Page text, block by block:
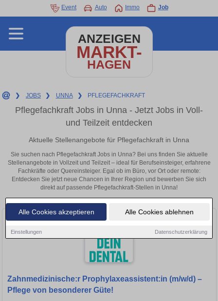
Alle Cookies akzeptieren Alle Cookies ablehnen
Einstellungen Datenschutzerklärung
Event Auto Immo Job
ANZEIGEN
MARKT-
HAGEN
❯ JOBS ❯ UNNA ❯ PFLEGEFACHKRAFT
Pflegefachkraft Jobs in Unna - Jetzt Jobs in Voll-
und Teilzeit entdecken
Aktuelle Stellenangebote für Pflegefachkraft in Unna
Sie suchen nach Pflegefachkraft Jobs in Unna? Bei uns finden Sie aktuelle
Stellenangebote in Vollzeit und Teilzeit – ideal für Berufseinsteiger, erfahrene
Fachkräfte oder Quereinsteiger. Egal ob im Büro, vor Ort oder remote:
Entdecken Sie jetzt neue Chancen in Ihrer Region und bewerben Sie sich
direkt auf passende Pflegefachkraft-Stellen in Unna!
Zahnmedizinische:r Prophylaxeassistent:in (m/w/d) –
Pflege von besonderer Güte!